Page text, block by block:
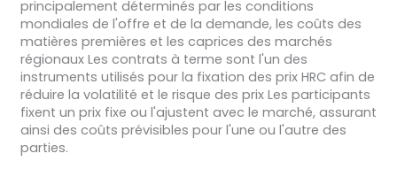
principalement déterminés par les conditions
mondiales de l'offre et de la demande, les coûts des
matières premières et les caprices des marchés
régionaux Les contrats à terme sont l'un des
instruments utilisés pour la fixation des prix HRC afin de
réduire la volatilité et le risque des prix Les participants
fixent un prix fixe ou l'ajustent avec le marché, assurant
ainsi des coûts prévisibles pour l'une ou l'autre des
parties.
RU
ES
ZH_TW